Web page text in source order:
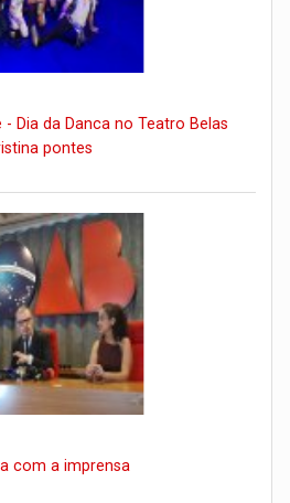
- Dia da Danca no Teatro Belas
pontes
com a imprensa